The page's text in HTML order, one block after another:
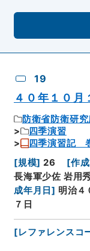
19
４０年１０
防衛省防衛研究
四季演習
四季演習記
[規模] 26 [作
長海軍少佐 岩用
成年月日] 明治４
７日
[レファレンスコ